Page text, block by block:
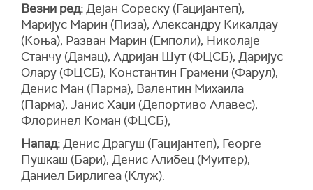
Везни ред:Дејан Сореску (Гацијантеп),
Маријус Марин (Пиза), Александру Кикалдау
(Коња), Разван Марин (Емполи), Николаје
Станчу (Дамац), Адријан Шут (ФЦСБ), Даријус
Олару (ФЦСБ), Константин Грамени (Фарул),
Денис Ман (Парма), Валентин Михаила
(Парма), Јанис Хаџи (Депортиво Алавес),
Флоринел Коман (ФЦСБ);
Напад:Денис Драгуш (Гацијантеп), Георге
Пушкаш (Бари), Денис Алибец (Муитер),
Даниел Бирлигеа (Клуж).